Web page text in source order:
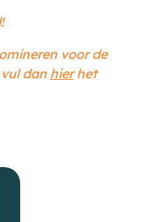
voor de
dan hierhet